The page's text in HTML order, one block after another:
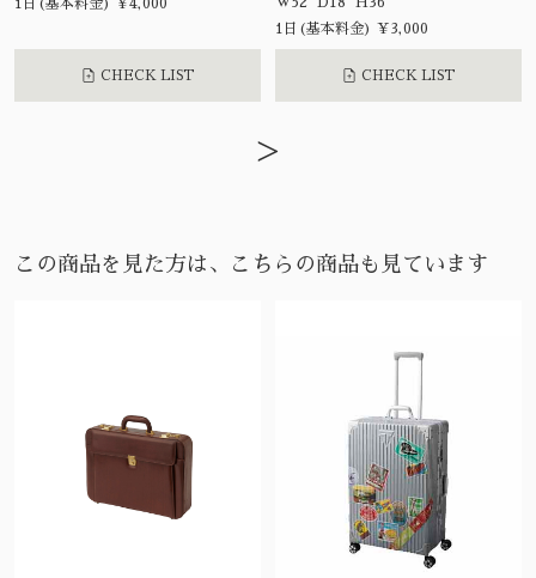
1日(基本料金) ¥4,000
CHECK LIST
1日(基本料金) ¥3,000
CHECK LIST
>
この商品を見た方は、こちらの商品も見ています